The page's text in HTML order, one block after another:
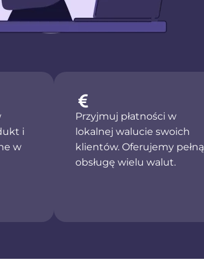
i
w
Przyjmuj płatności w
lokalnej walucie swoich
klientów. Oferujemy pełną
obsługę wielu walut.